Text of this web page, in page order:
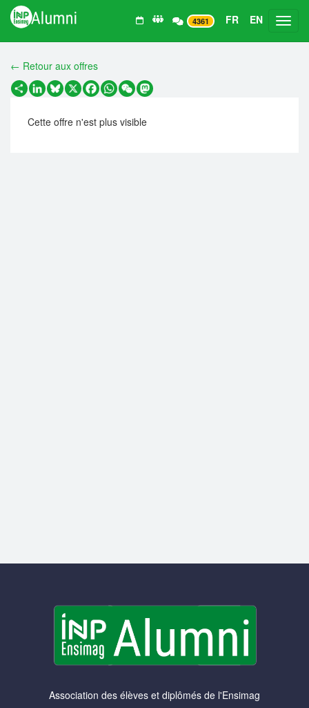
4361 FR EN
← Retour aux offres
PartagerLinkedIn
Bluesky
X Facebook
WhatsApp
WeChatMastodon
Cette offre n'est plus visible
Association des élèves et diplômés de l'Ensimag